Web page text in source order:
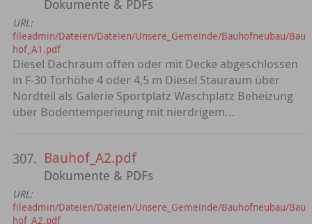
Dokumente & PDFs
URL:
fileadmin/Dateien/Dateien/Unsere_Gemeinde/Bauhofneubau/Bau
hof_A1.pdf
Diesel Dachraum offen oder mit Decke abgeschlossen
in F-30 Torhöhe 4 oder 4,5 m Diesel Stauraum über
Nordteil als Galerie Sportplatz Waschplatz Beheizung
über Bodentemperieung mit nierdrigem...
307. Bauhof_A2.pdf
Dokumente & PDFs
URL:
fileadmin/Dateien/Dateien/Unsere_Gemeinde/Bauhofneubau/Bau
hof_A2.pdf